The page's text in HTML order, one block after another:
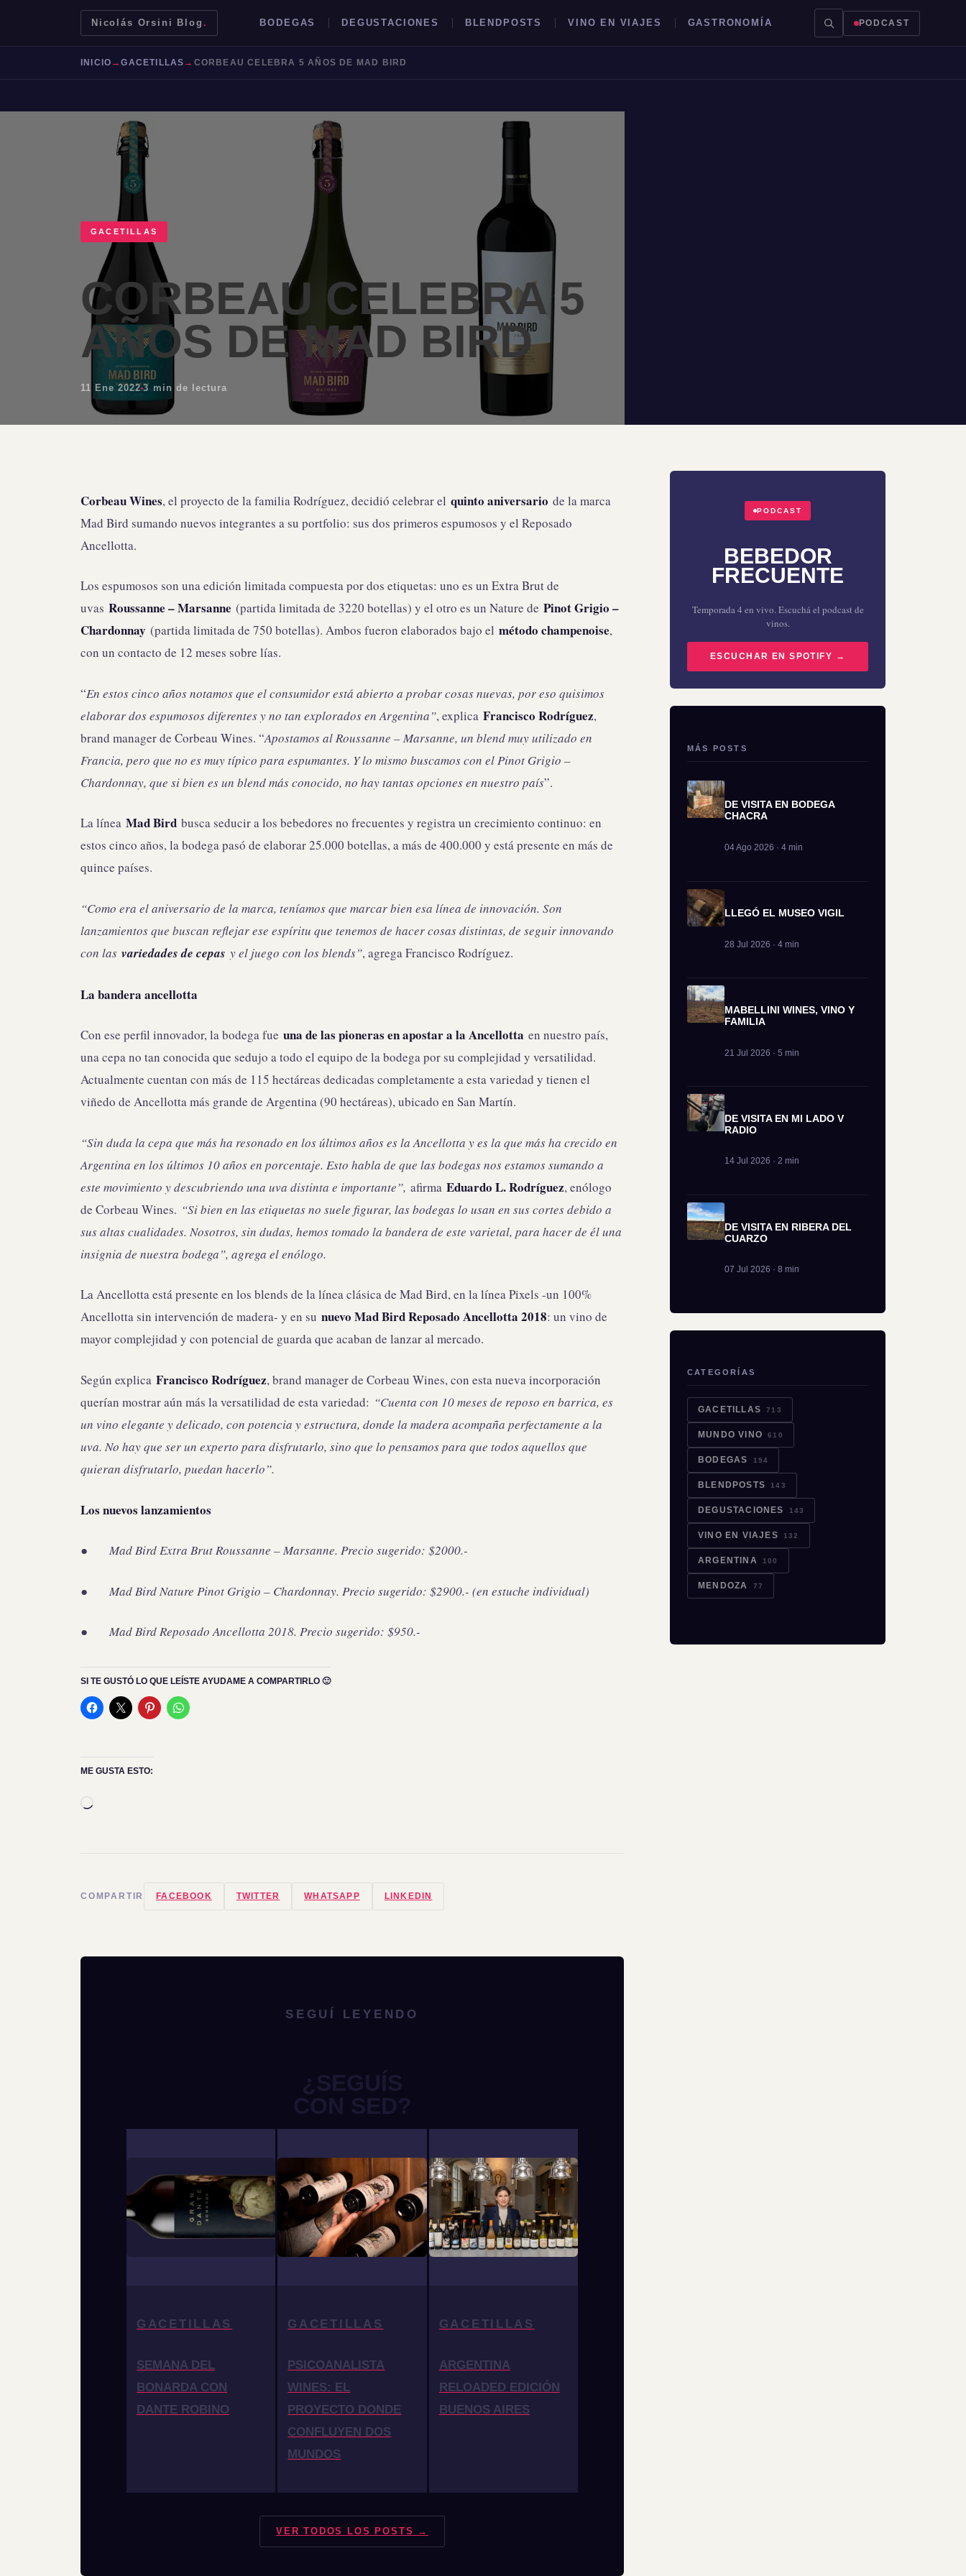
Nicolás Orsini Blog . BODEGAS DEGUSTACIONES BLENDPOSTS VINO EN VIAJES GASTRONOMÍA PODCAST
Mendoza Malbec
INICIO →GACETILLAS → CORBEAU CELEBRA 5 AÑOS DE MAD BIRD
GACETILLAS
CORBEAU CELEBRA 5
AÑOS DE MAD BIRD
11 Ene 2022 3 min de lectura
Corbeau Wines, el proyecto de la familia Rodríguez, decidió celebrar el quinto aniversario de la marca
Mad Bird sumando nuevos integrantes a su portfolio: sus dos primeros espumosos y el Reposado
Ancellotta.
Los espumosos son una edición limitada compuesta por dos etiquetas: uno es un Extra Brut de
uvas Roussanne – Marsanne (partida limitada de 3220 botellas) y el otro es un Nature de Pinot Grigio –
Chardonnay (partida limitada de 750 botellas). Ambos fueron elaborados bajo el método champenoise,
con un contacto de 12 meses sobre lías.
“En estos cinco años notamos que el consumidor está abierto a probar cosas nuevas, por eso quisimos
elaborar dos espumosos diferentes y no tan explorados en Argentina”, explica Francisco Rodríguez,
brand manager de Corbeau Wines. “Apostamos al Roussanne – Marsanne, un blend muy utilizado en
Francia, pero que no es muy típico para espumantes. Y lo mismo buscamos con el Pinot Grigio –
Chardonnay, que si bien es un blend más conocido, no hay tantas opciones en nuestro país”.
La línea Mad Bird busca seducir a los bebedores no frecuentes y registra un crecimiento continuo: en
estos cinco años, la bodega pasó de elaborar 25.000 botellas, a más de 400.000 y está presente en más de
quince países.
“Como era el aniversario de la marca, teníamos que marcar bien esa línea de innovación. Son
lanzamientos que buscan reflejar ese espíritu que tenemos de hacer cosas distintas, de seguir innovando
con las variedades de cepas y el juego con los blends”, agrega Francisco Rodríguez.
La bandera ancellotta
Con ese perfil innovador, la bodega fue una de las pioneras en apostar a la Ancellotta en nuestro país,
una cepa no tan conocida que sedujo a todo el equipo de la bodega por su complejidad y versatilidad.
Actualmente cuentan con más de 115 hectáreas dedicadas completamente a esta variedad y tienen el
viñedo de Ancellotta más grande de Argentina (90 hectáreas), ubicado en San Martín.
“Sin duda la cepa que más ha resonado en los últimos años es la Ancellotta y es la que más ha crecido en
Argentina en los últimos 10 años en porcentaje. Esto habla de que las bodegas nos estamos sumando a
este movimiento y descubriendo una uva distinta e importante”, afirma Eduardo L. Rodríguez, enólogo
de Corbeau Wines. “Si bien en las etiquetas no suele figurar, las bodegas lo usan en sus cortes debido a
sus altas cualidades. Nosotros, sin dudas, hemos tomado la bandera de este varietal, para hacer de él una
insignia de nuestra bodega”, agrega el enólogo.
La Ancellotta está presente en los blends de la línea clásica de Mad Bird, en la línea Pixels -un 100%
Ancellotta sin intervención de madera- y en su nuevo Mad Bird Reposado Ancellotta 2018: un vino de
mayor complejidad y con potencial de guarda que acaban de lanzar al mercado.
Según explica Francisco Rodríguez, brand manager de Corbeau Wines, con esta nueva incorporación
querían mostrar aún más la versatilidad de esta variedad: “Cuenta con 10 meses de reposo en barrica, es
un vino elegante y delicado, con potencia y estructura, donde la madera acompaña perfectamente a la
uva. No hay que ser un experto para disfrutarlo, sino que lo pensamos para que todos aquellos que
quieran disfrutarlo, puedan hacerlo”.
Los nuevos lanzamientos
● Mad Bird Extra Brut Roussanne – Marsanne. Precio sugerido: $2000.-
● Mad Bird Nature Pinot Grigio – Chardonnay. Precio sugerido: $2900.- (en estuche individual)
● Mad Bird Reposado Ancellotta 2018. Precio sugerido: $950.-
SI TE GUSTÓ LO QUE LEÍSTE AYUDAME A COMPARTIRLO 🙂
ME GUSTA ESTO:
Cargando...
COMPARTIR FACEBOOK TWITTER WHATSAPP LINKEDIN
SEGUÍ LEYENDO
¿SEGUÍS
CON SED?
GACETILLAS
SEMANA DEL
BONARDA CON
DANTE ROBINO
GACETILLAS
PSICOANALISTA
WINES: EL
PROYECTO DONDE
CONFLUYEN DOS
MUNDOS
GACETILLAS
ARGENTINA
RELOADED EDICIÓN
BUENOS AIRES
VER TODOS LOS POSTS →
PODCAST
BEBEDOR
FRECUENTE
Temporada 4 en vivo. Escuchá el podcast de
vinos.
ESCUCHAR EN SPOTIFY →
MÁS POSTS
DE VISITA EN BODEGA
CHACRA
04 Ago 2026 · 4 min
LLEGÓ EL MUSEO VIGIL
28 Jul 2026 · 4 min
MABELLINI WINES, VINO Y
FAMILIA
21 Jul 2026 · 5 min
DE VISITA EN MI LADO V
RADIO
14 Jul 2026 · 2 min
DE VISITA EN RIBERA DEL
CUARZO
07 Jul 2026 · 8 min
CATEGORÍAS
GACETILLAS 713
MUNDO VINO 610
BODEGAS 194
BLENDPOSTS 143
DEGUSTACIONES 143
VINO EN VIAJES 132
ARGENTINA 100
MENDOZA 77